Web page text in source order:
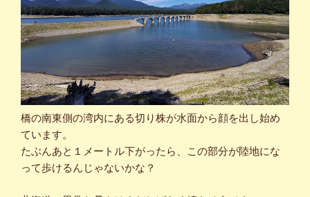
橋の南東側の湾内にある切り株が水面から顔を出し始め
ています。
たぶんあと１メートル下がったら、この部分が陸地にな
って歩けるんじゃないかな？